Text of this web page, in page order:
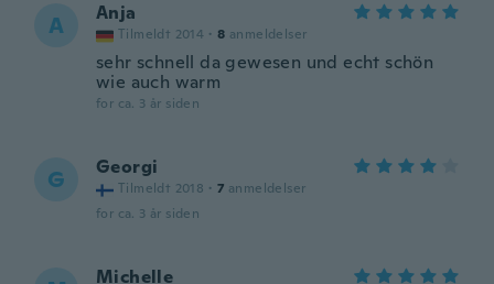
A Anja
Tilmeldt 2014 · 8 anmeldelser
sehr schnell da gewesen und echt schön
wie auch warm
for ca. 3 år siden
G Georgi
Tilmeldt 2018 · 7 anmeldelser
for ca. 3 år siden
Michelle